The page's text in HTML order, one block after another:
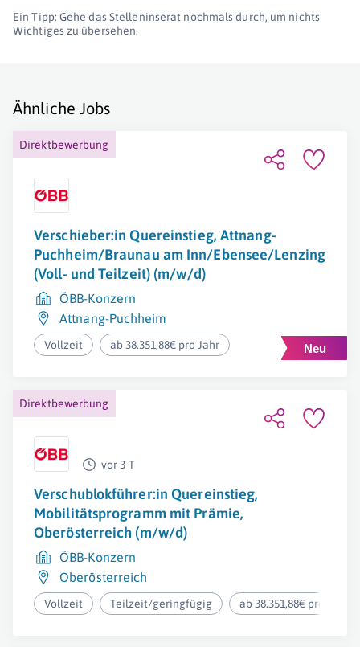
Ein Tipp: Gehe das Stelleninserat nochmals durch, um nichts
Wichtiges zu übersehen.
Ähnliche Jobs
Direktbewerbung
Verschieber:in Quereinstieg, Attnang-
Puchheim/Braunau am Inn/Ebensee/Lenzing
(Voll- und Teilzeit) (m/w/d)
ÖBB-Konzern
Attnang-Puchheim
Vollzeit ab 38.351,88€ pro Jahr
Direktbewerbung
vor 3 T
Verschublokführer:in Quereinstieg,
Mobilitätsprogramm mit Prämie,
Oberösterreich (m/w/d)
ÖBB-Konzern
Oberösterreich
Vollzeit Teilzeit/geringfügig ab 38.351,88€ pro Jahr